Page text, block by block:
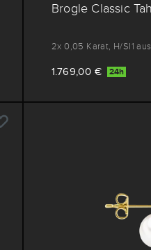
Brogle Classic
2x 0,05 Karat, H/SI1
1.769,00 € 24h